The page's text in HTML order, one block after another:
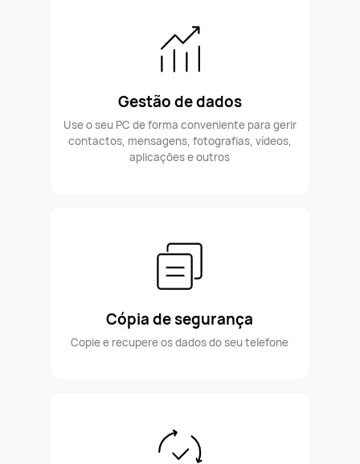
Gestão de dados
Use o seu PC de forma conveniente para gerir
contactos, mensagens, fotografias, vídeos,
aplicações e outros
Cópia de segurança
Copie e recupere os dados do seu telefone